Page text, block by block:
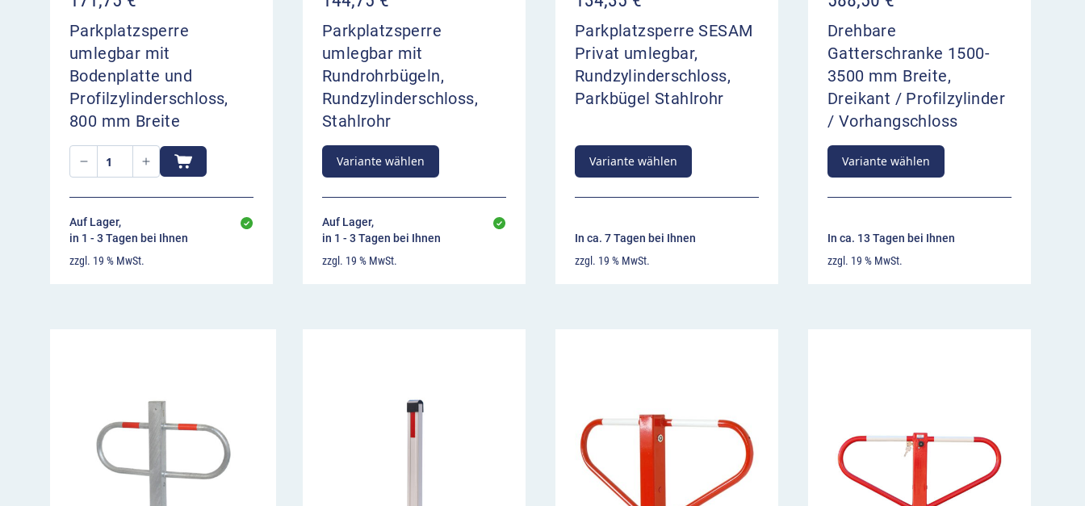
Parkplatzsperre
umlegbar mit
Bodenplatte und
Profilzylinderschloss,
800 mm Breite
Auf Lager,
in 1 - 3 Tagen bei Ihnen
zzgl. 19 % MwSt.
Parkplatzsperre
umlegbar mit
Rundrohrbügeln,
Rundzylinderschloss,
Stahlrohr
Variante wählen
Auf Lager,
in 1 - 3 Tagen bei Ihnen
zzgl. 19 % MwSt.
Parkplatzsperre SESAM
Privat umlegbar,
Rundzylinderschloss,
Parkbügel Stahlrohr
Variante wählen
In ca. 7 Tagen bei Ihnen
zzgl. 19 % MwSt.
Drehbare
Gatterschranke 1500-
3500 mm Breite,
Dreikant / Profilzylinder
/ Vorhangschloss
Variante wählen
In ca. 13 Tagen bei Ihnen
zzgl. 19 % MwSt.